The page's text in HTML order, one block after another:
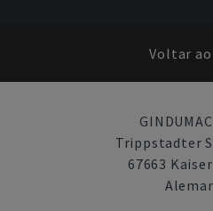
Voltar
Trippstadter
67663